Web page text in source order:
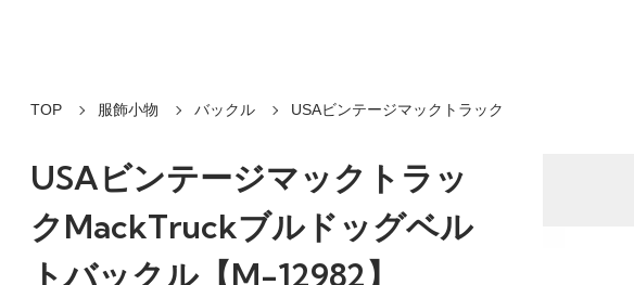
TOP 服飾小物 バックル USAビンテージマックトラック
USAビンテージマックトラッ
クMackTruckブルドッグベル
トバックル【M-12982】